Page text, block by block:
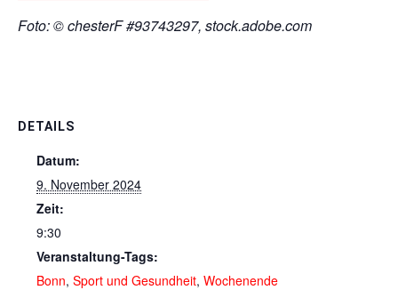
Foto: © chesterF #93743297, stock.adobe.com
DETAILS
Datum:
9. November 2024
Zeit:
9:30
Veranstaltung-Tags:
Bonn, Sport und Gesundheit, Wochenende